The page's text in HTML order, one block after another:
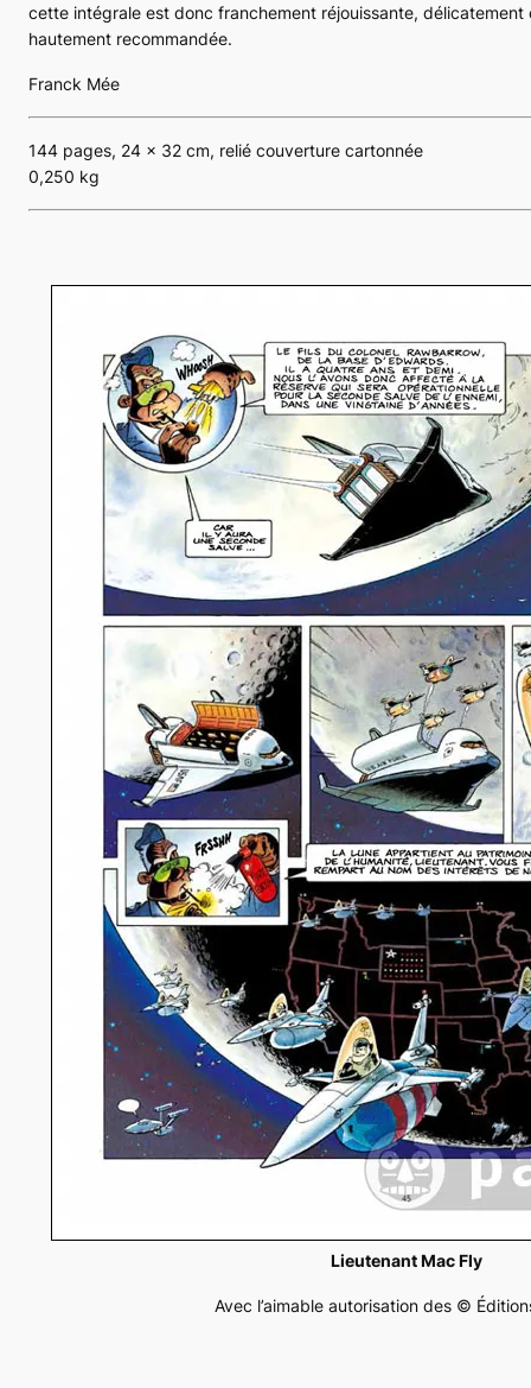
cette intégrale est donc franchement réjouissante,
hautement recommandée.
Franck Mée
144 pages, 24 x 32 cm, relié couverture cartonnée
0,250 kg
Lieutenant Mac Fly
Avec l’aimable autorisation des ©